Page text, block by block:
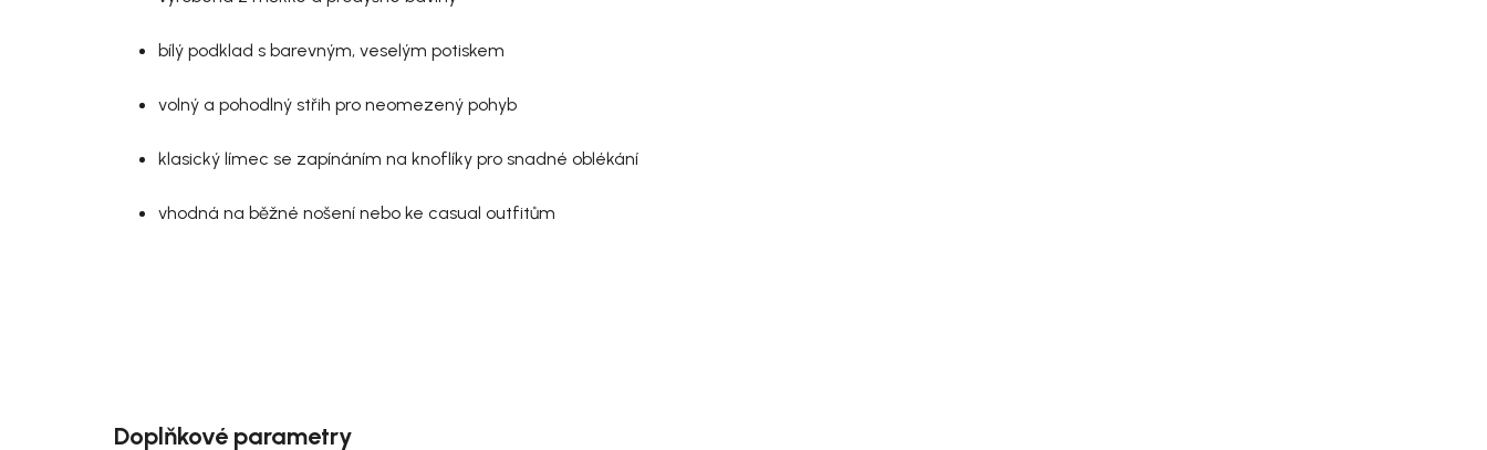
bílý podklad s barevným, veselým potiskem
volný a pohodlný střih pro neomezený pohyb
klasický límec se zapínáním na knoflíky pro snadné oblékání
vhodná na běžné nošení nebo ke casual outfitům
Doplňkové parametry